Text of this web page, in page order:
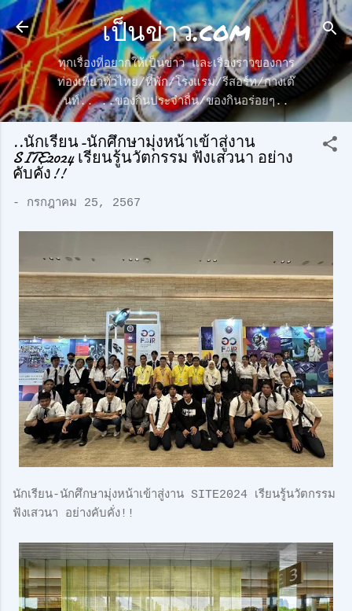
ข้ามไปที่เนื้อหาหลัก
เป็นข่าว.com
ทุกเรื่องที่อยากให้เป็นข่าว และเรื่องราวของการ
ท่องเที่ยวทั่วไทย/ที่พัก/โรงแรม/รีสอร์ท/กางเต๊
นท์.. ..ของกินประจำถื่น/ของกินอร่อยๆ..
..นักเรียน-นักศึกษามุ่งหน้าเข้าสู่งาน
SITE2024 เรียนรู้นวัตกรรม ฟังเสวนา อย่าง
คับคั่ง!!
- กรกฎาคม 25, 2567
นักเรียน-นักศึกษามุ่งหน้าเข้าสู่งาน SITE2024 เรียนรู้นวัตกรรม
ฟังเสวนา อย่างคับคั่ง!!